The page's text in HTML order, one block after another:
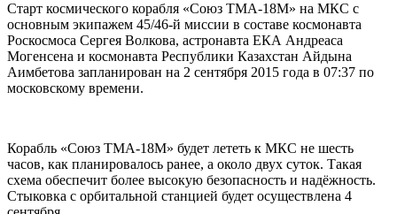
Старт космического корабля «Союз ТМА-18М» на МКС с
основным экипажем 45/46-й миссии в составе космонавта
Роскосмоса Сергея Волкова, астронавта ЕКА Андреаса
Могенсена и космонавта Республики Казахстан Айдына
Аимбетова запланирован на 2 сентября 2015 года в 07:37 по
московскому времени.
Корабль «Союз ТМА-18М» будет лететь к МКС не шесть
часов, как планировалось ранее, а около двух суток. Такая
схема обеспечит более высокую безопасность и надёжность.
Стыковка с орбитальной станцией будет осуществлена 4